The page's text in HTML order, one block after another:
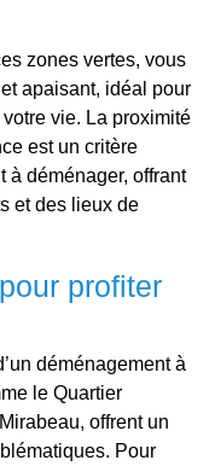
zones vertes, vous
apaisant, idéal pour
vie. La proximité
est un critère
à déménager, offrant
et des lieux de
profiter
déménagement à
le Quartier
offrent un
Pour